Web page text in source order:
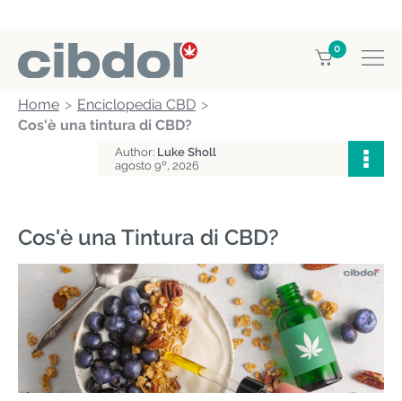
0
Home
Enciclopedia CBD
Cos'è una tintura di CBD?
Author: Luke Sholl
agosto 9º, 2026
Cos'è una Tintura di CBD?